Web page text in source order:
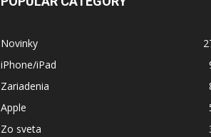
Novinky
iPhone/iPad
Zariadenia
Apple
Zo sveta